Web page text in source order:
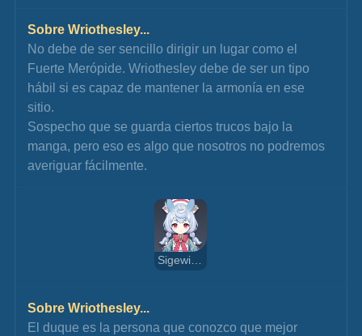
Sobre Wriothesley...
No debe de ser sencillo dirigir un lugar como el
Fuerte Merópide. Wriothesley debe de ser un tipo
hábil si es capaz de mantener la armonía en ese
sitio.
Sospecho que se guarda ciertos trucos bajo la
manga, pero eso es algo que nosotros no podremos
averiguar fácilmente.
Sigewinne
Sobre Wriothesley...
El duque es la persona que conozco que mejor